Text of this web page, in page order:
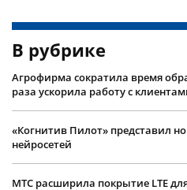
В рубрике
Агрофирма сократила время
раза ускорила работу с
«Когнитив Пилот» представил
нейросетей
МТС расширила покрытие LTE